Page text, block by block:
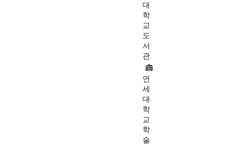
대
학
교
도
서
관
연
세
대
학
교
학
술